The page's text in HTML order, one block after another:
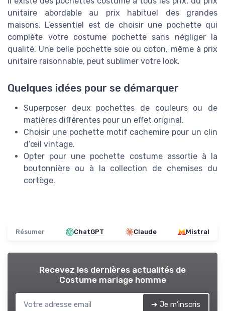
unitaire abordable au prix habituel des grandes
maisons. L’essentiel est de choisir une pochette qui
complète votre costume pochette sans négliger la
qualité. Une belle pochette soie ou coton, même à prix
unitaire raisonnable, peut sublimer votre look.
Quelques idées pour se démarquer
Superposer deux pochettes de couleurs ou de
matières différentes pour un effet original.
Choisir une pochette motif cachemire pour un clin
d’œil vintage.
Opter pour une pochette costume assortie à la
boutonnière ou à la collection de chemises du
cortège.
Résumer ChatGPT Claude Mistral
Recevez les dernières actualités de
Costume mariage homme
➔ Je m'inscris